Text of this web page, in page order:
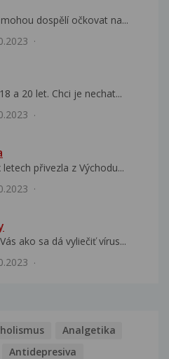
dospělí očkovat na...
a 20 let. Chci je nechat...
přivezla z Východu...
ako sa dá vyliečiť vírus...
Analgetika
Antidepresiva